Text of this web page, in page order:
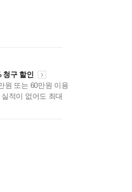
청구 할인
원 또는 60만원 이용
적이 없어도 최대